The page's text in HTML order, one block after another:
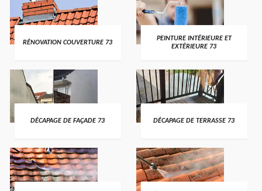
RÉNOVATION COUVERTURE 73
PEINTURE INTÉRIEURE ET
EXTÉRIEURE 73
DÉCAPAGE DE FAÇADE 73 DÉCAPAGE DE TERRASSE 73